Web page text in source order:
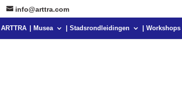
info@arttra.com
| ARTTRA | Musea | Stadsrondleidingen | Workshops